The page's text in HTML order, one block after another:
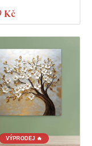
Kč
VÝPRODEJ 🔥